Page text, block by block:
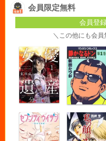
会員限定無料
会員登
＼この他にも会